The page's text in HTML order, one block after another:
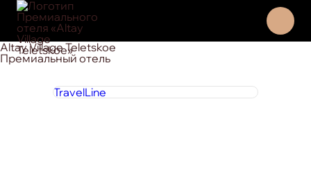
Altay Village Teletskoe
Премиальный отель
TravelLine